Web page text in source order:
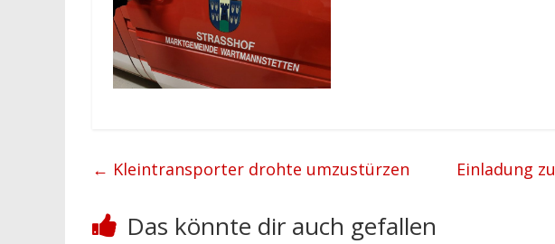
← Kleintransporter drohte umzustürzen Einladung
Das könnte dir auch gefallen